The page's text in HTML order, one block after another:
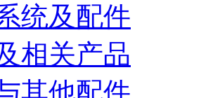
统及配件
相关产品
其他配件